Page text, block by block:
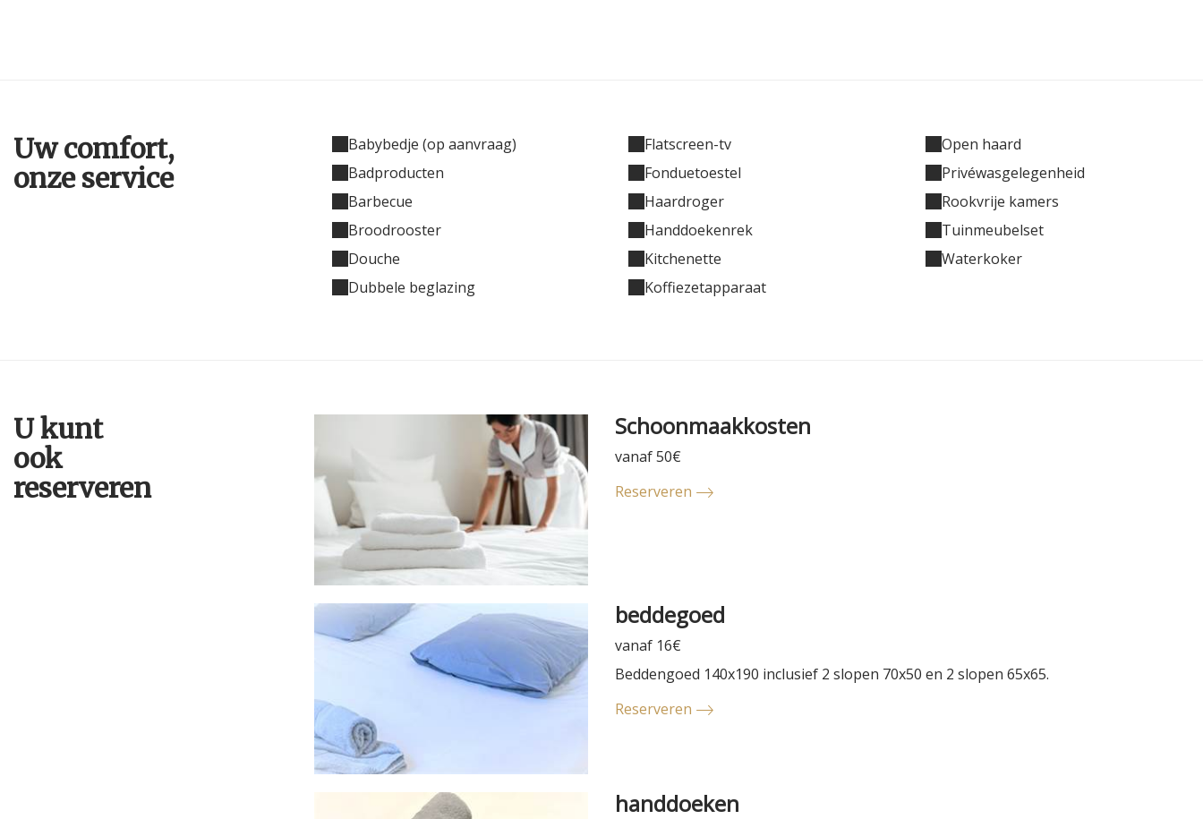
Uw comfort,
onze service
Babybedje (op aanvraag)
Badproducten
Barbecue
Broodrooster
Douche
Dubbele beglazing
Flatscreen-tv
Fonduetoestel
Haardroger
Handdoekenrek
Kitchenette
Koffiezetapparaat
Open haard
Privéwasgelegenheid
Rookvrije kamers
Tuinmeubelset
Waterkoker
U kunt
ook
reserveren
Schoonmaakkosten
vanaf 50€
Reserveren
beddegoed
vanaf 16€
Beddengoed 140x190 inclusief 2 slopen 70x50 en 2 slopen 65x65.
Reserveren
handdoeken